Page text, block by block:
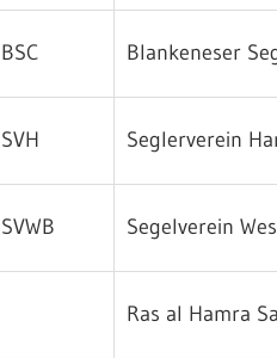
BSC Blankeneser
SVH Seglerverein
SVWB Segelverein
Ras al Hamra